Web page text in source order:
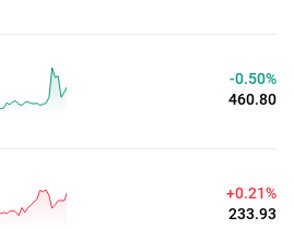
-0.50%
460.80
+0.21%
233.93